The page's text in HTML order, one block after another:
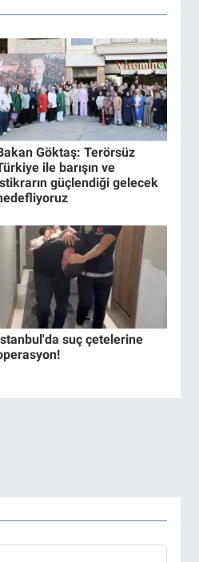
Göktaş: Terörsüz
ile barışın ve
güçlendiği gelecek
suç çetelerine